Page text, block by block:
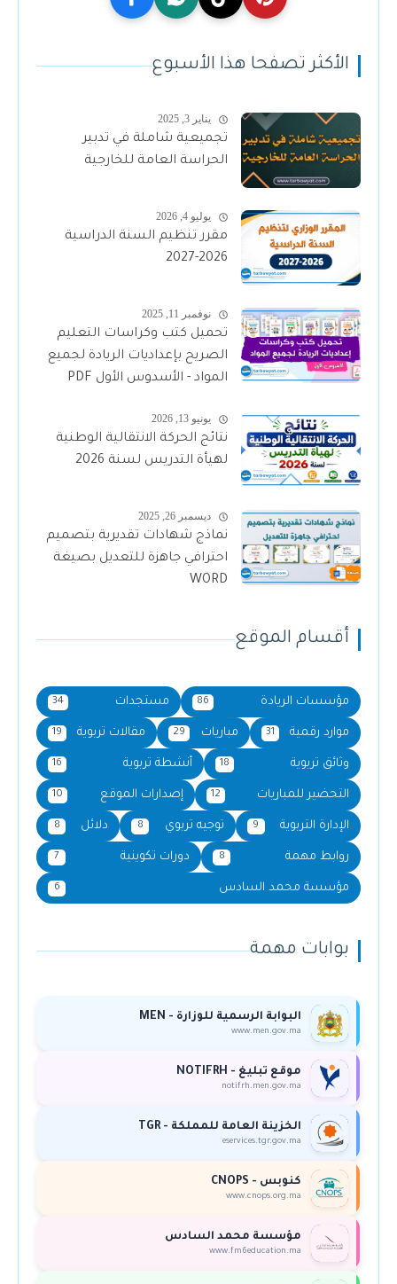
الأكثر تصفحا هذا الأسبوع
يناير 3, 2025
تجميعية شاملة في تدبير
الحراسة العامة للخارجية
يوليو 4, 2026
مقرر تنظيم السنة الدراسية
2026-2027
نوفمبر 11, 2025
تحميل كتب وكراسات التعليم
الصريح بإعداديات الريادة لجميع
المواد - الأسدوس الأول PDF
يونيو 13, 2026
نتائج الحركة الانتقالية الوطنية
لهيأة التدريس لسنة 2026
ديسمبر 26, 2025
نماذج شهادات تقديرية بتصميم
احترافي جاهزة للتعديل بصيغة
WORD
أقسام الموقع
مؤسسات الريادة 86 مستجدات 34
موارد رقمية 31 مباريات 29 مقالات تربوية 19
وثائق تربوية 18 أنشطة تربوية 16
التحضير للمباريات 12 إصدارات الموقع 10
الإدارة التربوية 9 توجيه تربوي 8 دلائل 8
روابط مهمة 8 دورات تكوينية 7
مؤسسة محمد السادس 6
بوابات مهمة
البوابة الرسمية للوزارة - MEN
www.men.gov.ma
موقع تبليغ - NOTIFRH
notifrh.men.gov.ma
الخزينة العامة للمملكة - TGR
eservices.tgr.gov.ma
كنوبس - CNOPS
www.cnops.org.ma
مؤسسة محمد السادس
www.fm6education.ma